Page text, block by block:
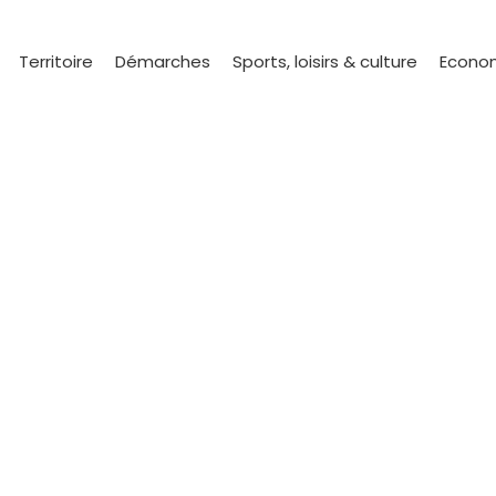
Territoire Démarches Sports, loisirs & culture